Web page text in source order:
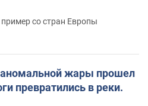
со стран Европы
аномальной жары прошел
превратились в реки.